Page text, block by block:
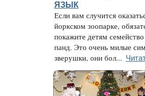
ЯЗЫК
Если вам случится
йоркском зоопарке,
покажите детям
панд. Это очень милые
зверушки, они бол...